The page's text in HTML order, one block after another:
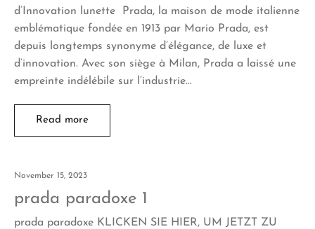
d’Innovation lunette Prada, la maison de mode italienne
emblématique fondée en 1913 par Mario Prada, est
depuis longtemps synonyme d’élégance, de luxe et
d’innovation. Avec son siège à Milan, Prada a laissé une
empreinte indélébile sur l’industrie…
Read more
November 15, 2023
prada paradoxe 1
prada paradoxe KLICKEN SIE HIER, UM JETZT ZU